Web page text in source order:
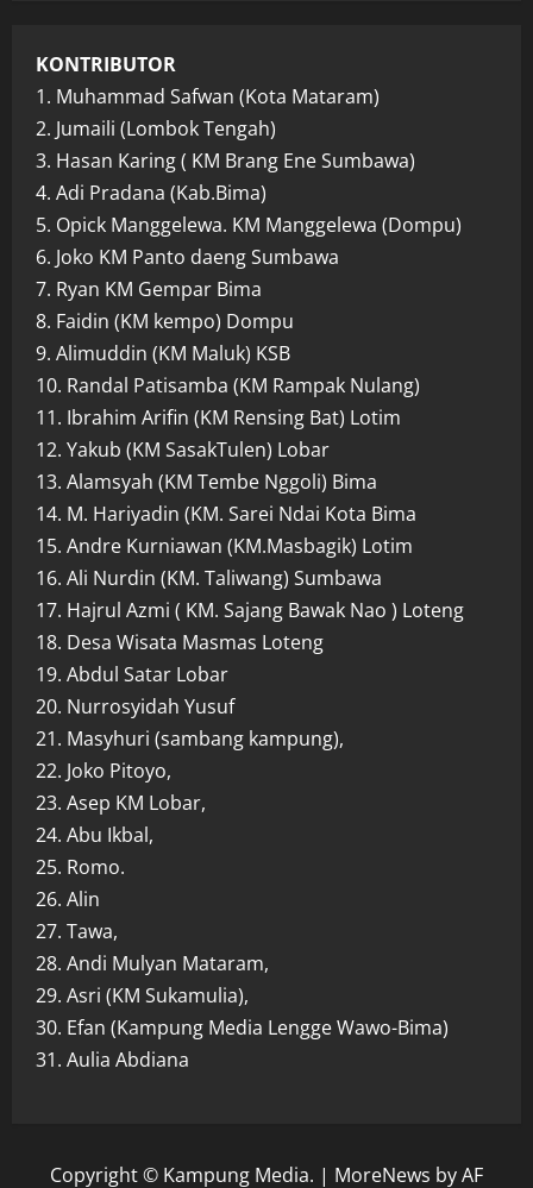
KONTRIBUTOR
1. Muhammad Safwan (Kota Mataram)
2. Jumaili (Lombok Tengah)
3. Hasan Karing ( KM Brang Ene Sumbawa)
4. Adi Pradana (Kab.Bima)
5. Opick Manggelewa. KM Manggelewa (Dompu)
6. Joko KM Panto daeng Sumbawa
7. Ryan KM Gempar Bima
8. Faidin (KM kempo) Dompu
9. Alimuddin (KM Maluk) KSB
10. Randal Patisamba (KM Rampak Nulang)
11. Ibrahim Arifin (KM Rensing Bat) Lotim
12. Yakub (KM SasakTulen) Lobar
13. Alamsyah (KM Tembe Nggoli) Bima
14. M. Hariyadin (KM. Sarei Ndai Kota Bima
15. Andre Kurniawan (KM.Masbagik) Lotim
16. Ali Nurdin (KM. Taliwang) Sumbawa
17. Hajrul Azmi ( KM. Sajang Bawak Nao ) Loteng
18. Desa Wisata Masmas Loteng
19. Abdul Satar Lobar
20. Nurrosyidah Yusuf
21. Masyhuri (sambang kampung),
22. Joko Pitoyo,
23. Asep KM Lobar,
24. Abu Ikbal,
25. Romo.
26. Alin
27. Tawa,
28. Andi Mulyan Mataram,
29. Asri (KM Sukamulia),
30. Efan (Kampung Media Lengge Wawo-Bima)
31. Aulia Abdiana
Copyright © Kampung Media. | MoreNews by AF